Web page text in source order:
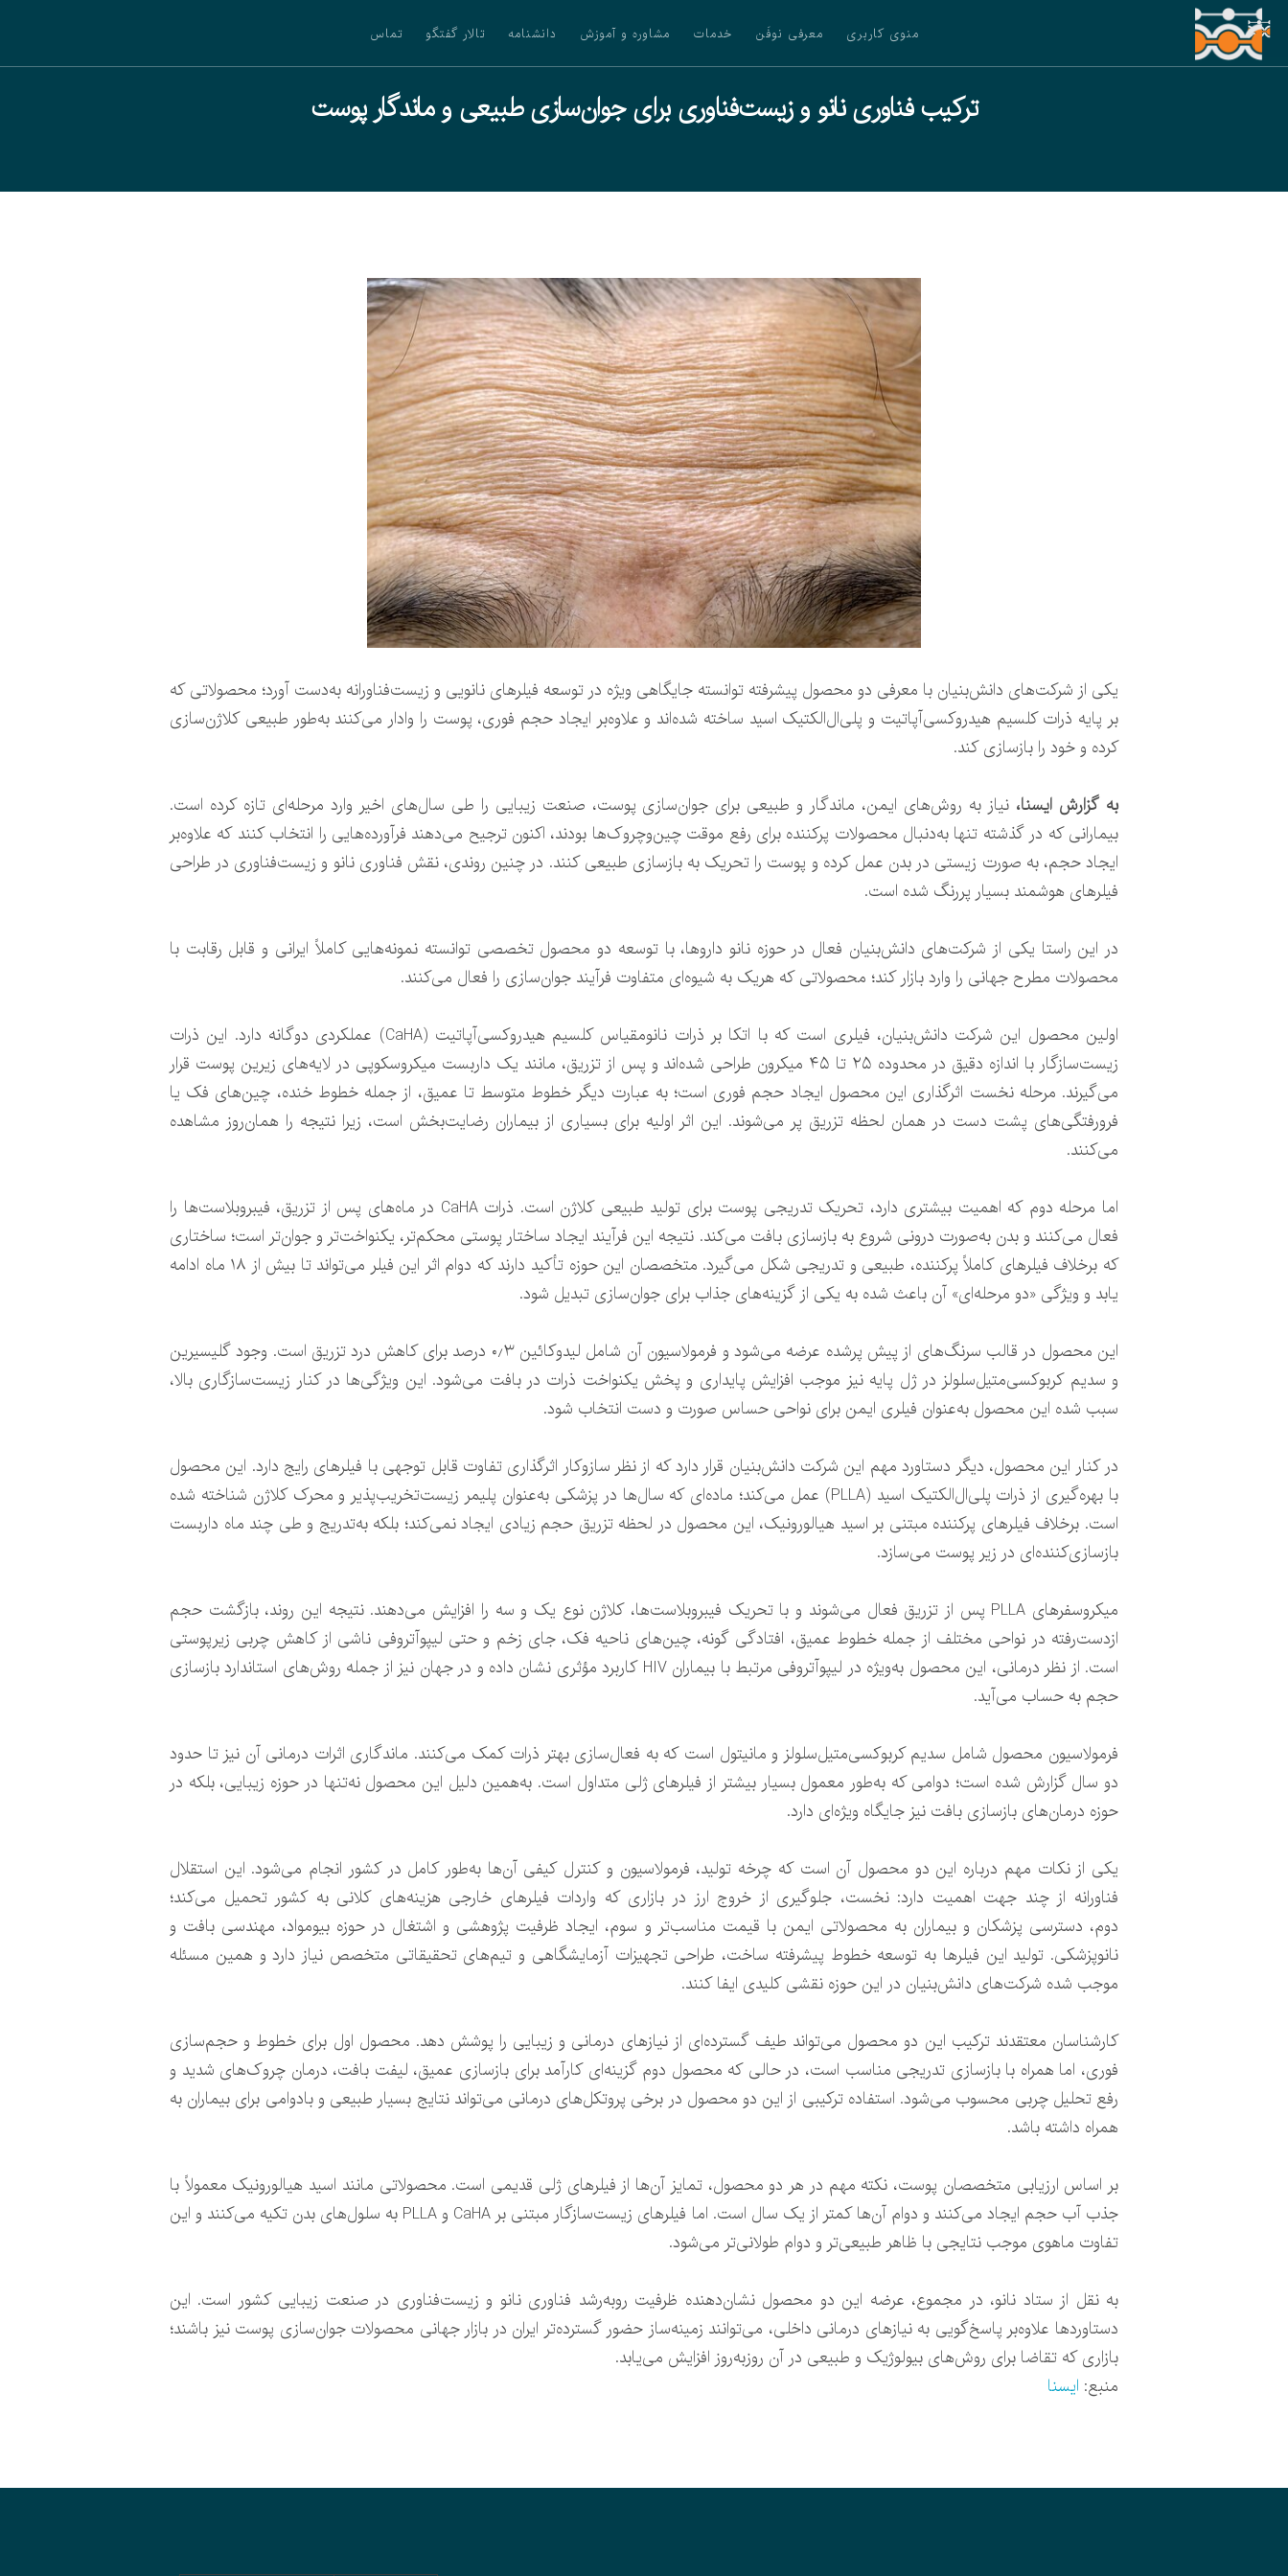
منوی کاربری معرفی نوفَن خدمات مشاوره و آموزش دانشنامه تالار گفتگو تماس
ترکیب فناوری نانو و زیست‌فناوری برای جوان‌سازی طبیعی و ماندگار پوست
یکی از شرکت‌های دانش‌بنیان با معرفی دو محصول پیشرفته توانسته جایگاهی ویژه در توسعه فیلرهای نانویی و زیست‌فناورانه به‌دست آورد؛ محصولاتی که
بر پایه ذرات کلسیم هیدروکسی‌آپاتیت و پلی‌ال‌الکتیک اسید ساخته شده‌اند و علاوه‌بر ایجاد حجم فوری، پوست را وادار می‌کنند به‌طور طبیعی کلاژن‌سازی
کرده و خود را بازسازی کند.
به گزارش ایسنا، نیاز به روش‌های ایمن، ماندگار و طبیعی برای جوان‌سازی پوست، صنعت زیبایی را طی سال‌های اخیر وارد مرحله‌ای تازه کرده است.
بیمارانی که در گذشته تنها به‌دنبال محصولات پرکننده برای رفع موقت چین‌وچروک‌ها بودند، اکنون ترجیح می‌دهند فرآورده‌هایی را انتخاب کنند که علاوه‌بر
ایجاد حجم، به صورت زیستی در بدن عمل کرده و پوست را تحریک به بازسازی طبیعی کنند. در چنین روندی، نقش فناوری نانو و زیست‌فناوری در طراحی
فیلرهای هوشمند بسیار پررنگ شده است.
در این راستا یکی از شرکت‌های دانش‌بنیان فعال در حوزه نانو داروها، با توسعه دو محصول تخصصی توانسته نمونه‌هایی کاملاً ایرانی و قابل رقابت با
محصولات مطرح جهانی را وارد بازار کند؛ محصولاتی که هریک به شیوه‌ای متفاوت فرآیند جوان‌سازی را فعال می‌کنند.
اولین محصول این شرکت دانش‌بنیان، فیلری است که با اتکا بر ذرات نانومقیاس کلسیم هیدروکسی‌آپاتیت (CaHA) عملکردی دوگانه دارد. این ذرات
زیست‌سازگار با اندازه دقیق در محدوده ۲۵ تا ۴۵ میکرون طراحی شده‌اند و پس از تزریق، مانند یک داربست میکروسکوپی در لایه‌های زیرین پوست قرار
می‌گیرند. مرحله نخست اثرگذاری این محصول ایجاد حجم فوری است؛ به عبارت دیگر خطوط متوسط تا عمیق، از جمله خطوط خنده، چین‌های فک یا
فرورفتگی‌های پشت دست در همان لحظه تزریق پر می‌شوند. این اثر اولیه برای بسیاری از بیماران رضایت‌بخش است، زیرا نتیجه را همان‌روز مشاهده
می‌کنند.
اما مرحله دوم که اهمیت بیشتری دارد، تحریک تدریجی پوست برای تولید طبیعی کلاژن است. ذرات CaHA در ماه‌های پس از تزریق، فیبروبلاست‌ها را
فعال می‌کنند و بدن به‌صورت درونی شروع به بازسازی بافت می‌کند. نتیجه این فرآیند ایجاد ساختار پوستی محکم‌تر، یکنواخت‌تر و جوان‌تر است؛ ساختاری
که برخلاف فیلرهای کاملاً پرکننده، طبیعی و تدریجی شکل می‌گیرد. متخصصان این حوزه تأکید دارند که دوام اثر این فیلر می‌تواند تا بیش از ۱۸ ماه ادامه
یابد و ویژگی «دو مرحله‌ای» آن باعث شده به یکی از گزینه‌های جذاب برای جوان‌سازی تبدیل شود.
این محصول در قالب سرنگ‌های از پیش پرشده عرضه می‌شود و فرمولاسیون آن شامل لیدوکائین ۰٫۳ درصد برای کاهش درد تزریق است. وجود گلیسیرین
و سدیم کربوکسی‌متیل‌سلولز در ژل پایه نیز موجب افزایش پایداری و پخش یکنواخت ذرات در بافت می‌شود. این ویژگی‌ها در کنار زیست‌سازگاری بالا،
سبب شده این محصول به‌عنوان فیلری ایمن برای نواحی حساس صورت و دست انتخاب شود.
در کنار این محصول، دیگر دستاورد مهم این شرکت دانش‌بنیان قرار دارد که از نظر سازوکار اثرگذاری تفاوت قابل توجهی با فیلرهای رایج دارد. این محصول
با بهره‌گیری از ذرات پلی‌ال‌الکتیک اسید (PLLA) عمل می‌کند؛ ماده‌ای که سال‌ها در پزشکی به‌عنوان پلیمر زیست‌تخریب‌پذیر و محرک کلاژن شناخته شده
است. برخلاف فیلرهای پرکننده مبتنی بر اسید هیالورونیک، این محصول در لحظه تزریق حجم زیادی ایجاد نمی‌کند؛ بلکه به‌تدریج و طی چند ماه داربست
بازسازی‌کننده‌ای در زیر پوست می‌سازد.
میکروسفرهای PLLA پس از تزریق فعال می‌شوند و با تحریک فیبروبلاست‌ها، کلاژن نوع یک و سه را افزایش می‌دهند. نتیجه این روند، بازگشت حجم
ازدست‌رفته در نواحی مختلف از جمله خطوط عمیق، افتادگی گونه، چین‌های ناحیه فک، جای زخم و حتی لیپوآتروفی ناشی از کاهش چربی زیرپوستی
است. از نظر درمانی، این محصول به‌ویژه در لیپوآتروفی مرتبط با بیماران HIV کاربرد مؤثری نشان داده و در جهان نیز از جمله روش‌های استاندارد بازسازی
حجم به حساب می‌آید.
فرمولاسیون محصول شامل سدیم کربوکسی‌متیل‌سلولز و مانیتول است که به فعال‌سازی بهتر ذرات کمک می‌کنند. ماندگاری اثرات درمانی آن نیز تا حدود
دو سال گزارش شده است؛ دوامی که به‌طور معمول بسیار بیشتر از فیلرهای ژلی متداول است. به‌همین دلیل این محصول نه‌تنها در حوزه زیبایی، بلکه در
حوزه درمان‌های بازسازی بافت نیز جایگاه ویژه‌ای دارد.
یکی از نکات مهم درباره این دو محصول آن است که چرخه تولید، فرمولاسیون و کنترل کیفی آن‌ها به‌طور کامل در کشور انجام می‌شود. این استقلال
فناورانه از چند جهت اهمیت دارد: نخست، جلوگیری از خروج ارز در بازاری که واردات فیلرهای خارجی هزینه‌های کلانی به کشور تحمیل می‌کند؛
دوم، دسترسی پزشکان و بیماران به محصولاتی ایمن با قیمت مناسب‌تر و سوم، ایجاد ظرفیت پژوهشی و اشتغال در حوزه بیومواد، مهندسی بافت و
نانوپزشکی. تولید این فیلرها به توسعه خطوط پیشرفته ساخت، طراحی تجهیزات آزمایشگاهی و تیم‌های تحقیقاتی متخصص نیاز دارد و همین مسئله
موجب شده شرکت‌های دانش‌بنیان در این حوزه نقشی کلیدی ایفا کنند.
کارشناسان معتقدند ترکیب این دو محصول می‌تواند طیف گسترده‌ای از نیازهای درمانی و زیبایی را پوشش دهد. محصول اول برای خطوط و حجم‌سازی
فوری، اما همراه با بازسازی تدریجی مناسب است، در حالی که محصول دوم گزینه‌ای کارآمد برای بازسازی عمیق، لیفت بافت، درمان چروک‌های شدید و
رفع تحلیل چربی محسوب می‌شود. استفاده ترکیبی از این دو محصول در برخی پروتکل‌های درمانی می‌تواند نتایج بسیار طبیعی و بادوامی برای بیماران به
همراه داشته باشد.
بر اساس ارزیابی متخصصان پوست، نکته مهم در هر دو محصول، تمایز آن‌ها از فیلرهای ژلی قدیمی است. محصولاتی مانند اسید هیالورونیک معمولاً با
جذب آب حجم ایجاد می‌کنند و دوام آن‌ها کمتر از یک سال است. اما فیلرهای زیست‌سازگار مبتنی بر CaHA و PLLA به سلول‌های بدن تکیه می‌کنند و این
تفاوت ماهوی موجب نتایجی با ظاهر طبیعی‌تر و دوام طولانی‌تر می‌شود.
به نقل از ستاد نانو، در مجموع، عرضه این دو محصول نشان‌دهنده ظرفیت روبه‌رشد فناوری نانو و زیست‌فناوری در صنعت زیبایی کشور است. این
دستاوردها علاوه‌بر پاسخ‌گویی به نیازهای درمانی داخلی، می‌توانند زمینه‌ساز حضور گسترده‌تر ایران در بازار جهانی محصولات جوان‌سازی پوست نیز باشند؛
بازاری که تقاضا برای روش‌های بیولوژیک و طبیعی در آن روزبه‌روز افزایش می‌یابد.
منبع: ایسنا